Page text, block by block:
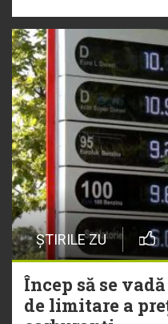
ȘTIRILE ZU
Încep să se
de limitare a